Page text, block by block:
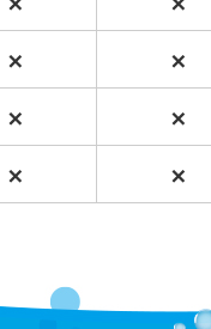
× ×
× ×
× ×